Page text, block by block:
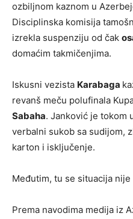
ozbiljnom kaznom u
Disciplinska komisija
izrekla suspenziju od čak
domaćim takmičenjima.
Iskusni vezista Karabaga
revanš meču polufinala
Sabaha. Janković je tokom
verbalni sukob sa sudijom,
karton i isključenje.
Međutim, tu se situacija nije
Prema navodima medija iz